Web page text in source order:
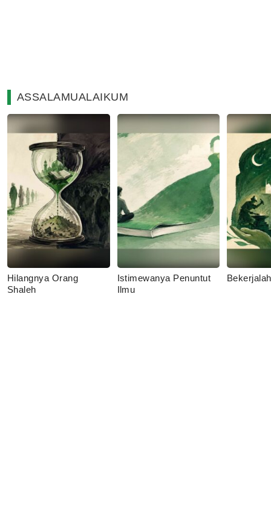
ASSALAMUALAIKUM
Hilangnya Orang
Shaleh
Istimewanya Penuntut
Ilmu
Bekerjalah